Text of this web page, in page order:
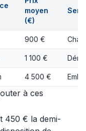
moyen
(€)
900 €
1 100 €
4 500 €
à ces
450 € la demi-